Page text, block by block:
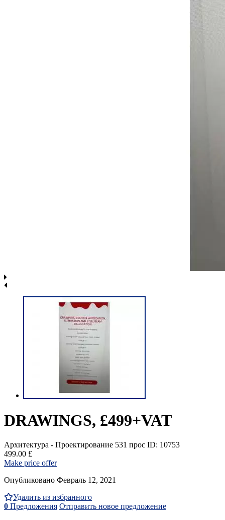
DRAWINGS, £499+VAT
Архитектура - Проектирование 531 прос ID: 10753
499.00 £
Make price offer
Опубликовано Февраль 12, 2021
Удалить из избранного
0 Предложения Отправить новое предложение